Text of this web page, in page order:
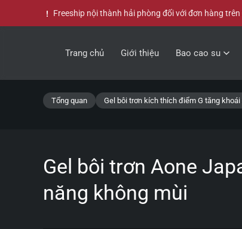
Freeship nội thành hải phòng đối với đơn hàng
Trang chủ Giới thiệu Bao cao su
Tổng quan Gel bôi trơn kích thích điểm G tăng
Gel bôi trơn Aone
năng không mùi